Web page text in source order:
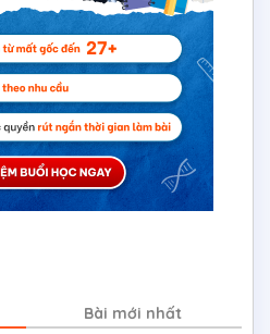
Bài mới nhất